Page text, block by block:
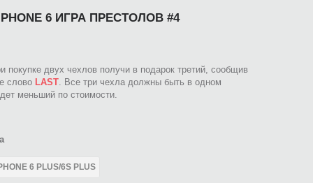
6 ИГРА ПРЕСТОЛОВ #4
покупке двух чехлов получи в подарок третий, сообщив
слово LAST. Все три чехла должны быть в одном
меньший по стоимости.
6 PLUS/6S PLUS